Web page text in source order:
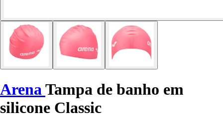
Arena Tampa de banho em
silicone Classic